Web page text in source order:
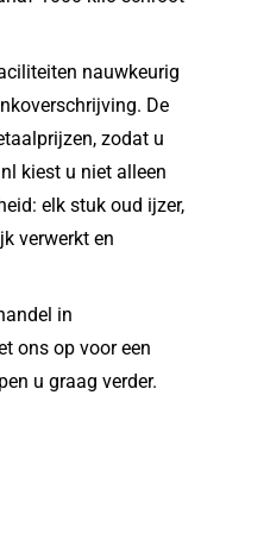
nauwkeurig
De
zodat u
kiest u niet alleen
elk stuk oud ijzer,
verwerkt en
in
ons op voor een
u graag verder.